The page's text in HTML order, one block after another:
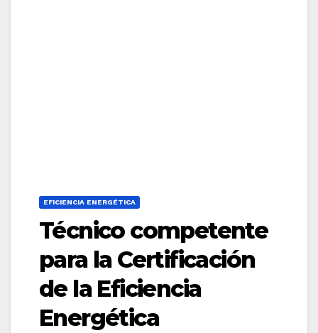
EFICIENCIA ENERGÉTICA
Técnico competente
para la Certificación
de la Eficiencia
Energética